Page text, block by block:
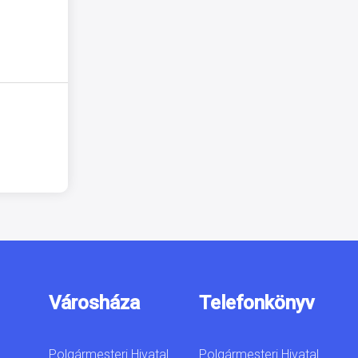
Városháza
Polgármesteri Hivatal
Telefonkönyv
Polgármesteri Hivatal